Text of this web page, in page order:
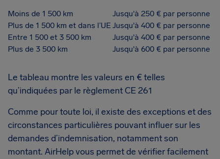
Moins de 1 500 km
Jusqu'à 250 € par personne
Plus de 1 500 km et dans l’UE Jusqu'à 400 € par personne
Entre 1 500 et 3 500 km
Jusqu'à 400 € par personne
Plus de 3 500 km
Jusqu'à 600 € par personne
Le tableau montre les valeurs en € telles
qu’indiquées par le règlement CE 261
Comme pour toute loi, il existe des exceptions et des
circonstances particulières pouvant influer sur les
demandes d’indemnisation, notamment son
montant. AirHelp vous permet de vérifier facilement